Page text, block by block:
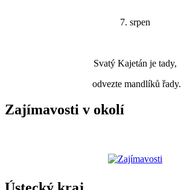
7. srpen
Svatý Kajetán je tady,
odvezte mandlíků řady.
Zajímavosti v okolí